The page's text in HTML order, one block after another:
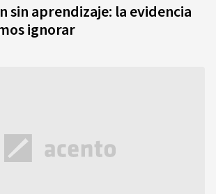
sin aprendizaje: la evidencia
ignorar